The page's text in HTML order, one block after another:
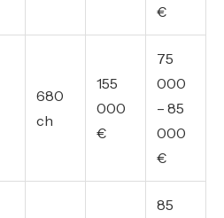
€
680
ch
155
000
€
75
000
– 85
000
€
85